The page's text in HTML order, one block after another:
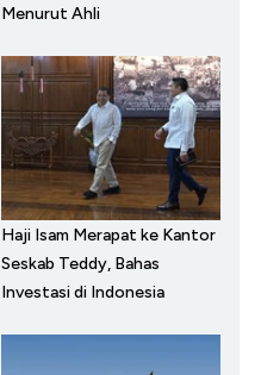
Menurut Ahli
Haji Isam Merapat ke Kantor
Seskab Teddy, Bahas
Investasi di Indonesia